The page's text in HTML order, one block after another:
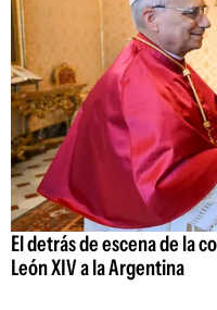
El detrás de escena de la
León XIV a la Argentina